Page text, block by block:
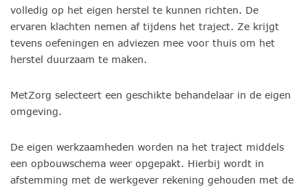
volledig op het eigen herstel te kunnen richten. De
ervaren klachten nemen af tijdens het traject. Ze krijgt
tevens oefeningen en adviezen mee voor thuis om het
herstel duurzaam te maken.
MetZorg selecteert een geschikte behandelaar in de eigen
omgeving.
De eigen werkzaamheden worden na het traject middels
een opbouwschema weer opgepakt. Hierbij wordt in
afstemming met de werkgever rekening gehouden met de